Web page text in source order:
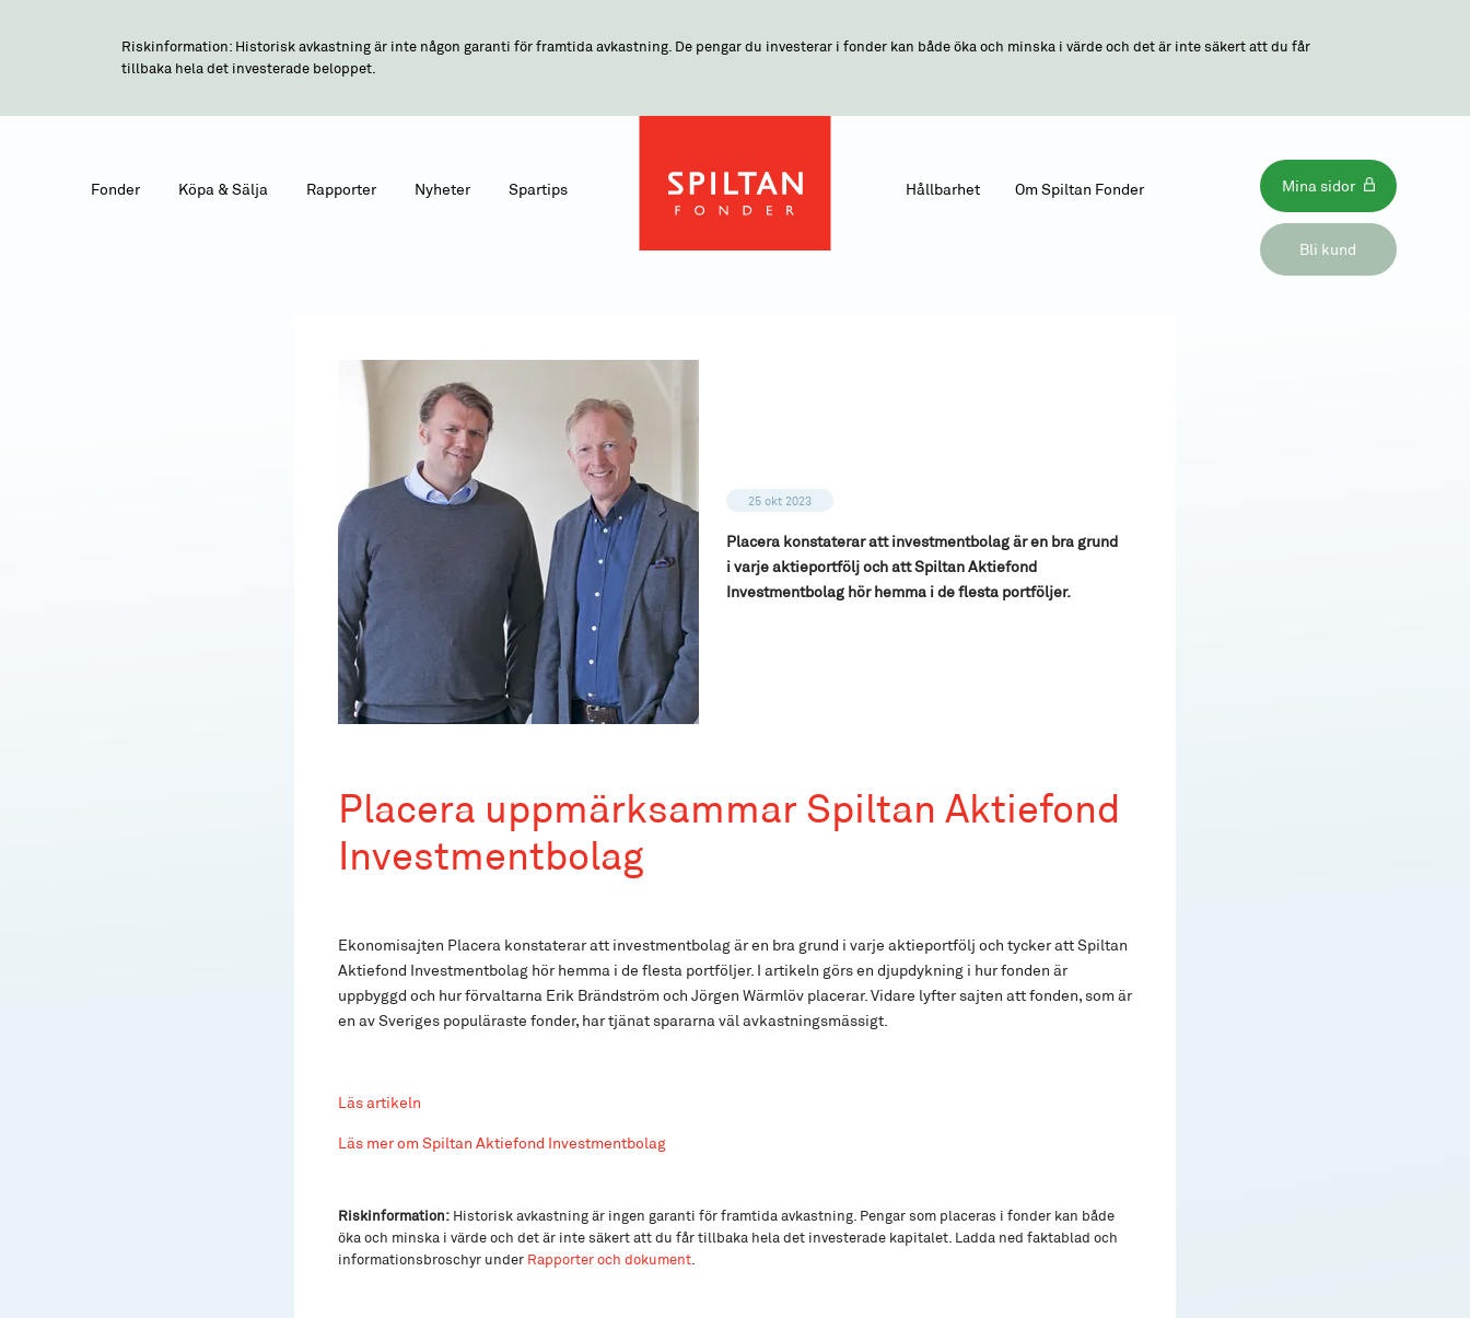
Riskinformation: Historisk avkastning är inte någon garanti för framtida avkastning. De pengar du investerar i fonder kan både öka och minska i värde och det är inte säkert att du får
tillbaka hela det investerade beloppet.
Bli kund
Mina sidor
Fonder Köpa & Sälja Rapporter Nyheter Spartips Om Spiltan Fonder
Hållbarhet
25 okt 2023
Placera konstaterar att investmentbolag är en bra grund
i varje aktieportfölj och att Spiltan Aktiefond
Investmentbolag hör hemma i de flesta portföljer.
Placera uppmärksammar Spiltan Aktiefond
Investmentbolag
Ekonomisajten Placera konstaterar att investmentbolag är en bra grund i varje aktieportfölj och tycker att Spiltan
Aktiefond Investmentbolag hör hemma i de flesta portföljer. I artikeln görs en djupdykning i hur fonden är
uppbyggd och hur förvaltarna Erik Brändström och Jörgen Wärmlöv placerar. Vidare lyfter sajten att fonden, som är
en av Sveriges populäraste fonder, har tjänat spararna väl avkastningsmässigt.
Läs artikeln
Läs mer om Spiltan Aktiefond Investmentbolag
Riskinformation:Historisk avkastning är ingen garanti för framtida avkastning. Pengar som placeras i fonder kan både
öka och minska i värde och det är inte säkert att du får tillbaka hela det investerade kapitalet. Ladda ned faktablad och
informationsbroschyr under Rapporter och dokument.